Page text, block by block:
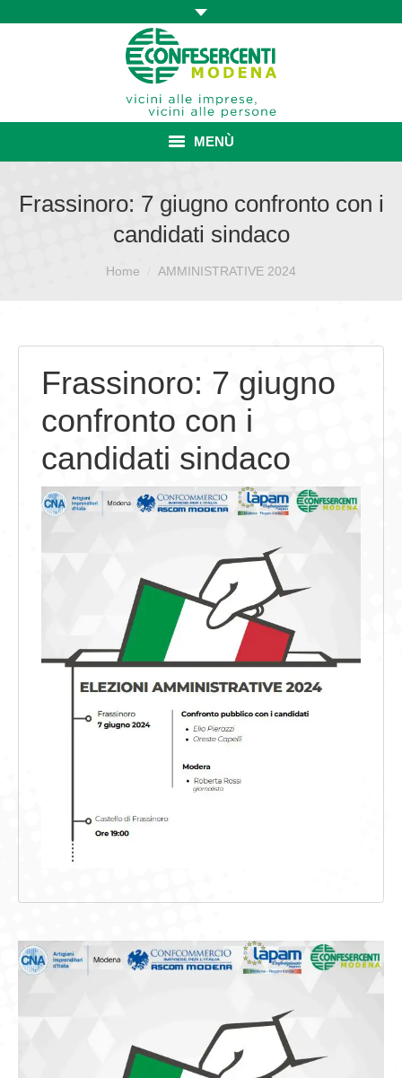
MENÙ
ASSOCIAZIONE
ISCRIZIONE E VANTAGGI
SERVIZI
GIOVEDÌ GASTRONOMICI
COMUNICATI E NEWS
CONTATTI
Frassinoro: 7 giugno confronto con i
candidati sindaco
Home AMMINISTRATIVE 2024
Frassinoro: 7 giugno
confronto con i
candidati sindaco